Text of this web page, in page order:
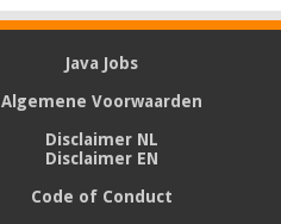
Java Jobs
Algemene Voorwaarden
Disclaimer NL
Disclaimer EN
Code of Conduct